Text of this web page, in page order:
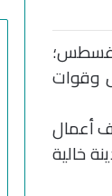
أغسطس؛
وقوات
أعمال
خالية